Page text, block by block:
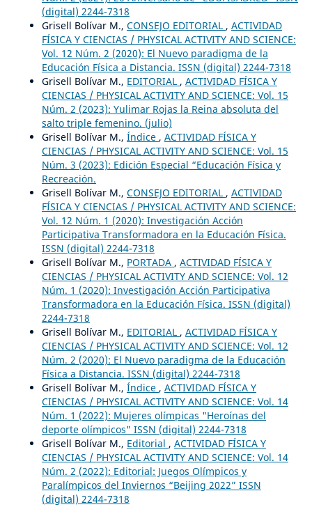
(digital) 2244-7318
Grisell Bolívar M., CONSEJO EDITORIAL , ACTIVIDAD
FÍSICA Y CIENCIAS / PHYSICAL ACTIVITY AND SCIENCE:
Vol. 12 Núm. 2 (2020): El Nuevo paradigma de la
Educación Física a Distancia. ISSN (digital) 2244-7318
Grisell Bolívar M., EDITORIAL , ACTIVIDAD FÍSICA Y
CIENCIAS / PHYSICAL ACTIVITY AND SCIENCE: Vol. 15
Núm. 2 (2023): Yulimar Rojas la Reina absoluta del
salto triple femenino. (julio)
Grisell Bolívar M., Índice , ACTIVIDAD FÍSICA Y
CIENCIAS / PHYSICAL ACTIVITY AND SCIENCE: Vol. 15
Núm. 3 (2023): Edición Especial “Educación Física y
Recreación.
Grisell Bolívar M., CONSEJO EDITORIAL , ACTIVIDAD
FÍSICA Y CIENCIAS / PHYSICAL ACTIVITY AND SCIENCE:
Vol. 12 Núm. 1 (2020): Investigación Acción
Participativa Transformadora en la Educación Física.
ISSN (digital) 2244-7318
Grisell Bolívar M., PORTADA , ACTIVIDAD FÍSICA Y
CIENCIAS / PHYSICAL ACTIVITY AND SCIENCE: Vol. 12
Núm. 1 (2020): Investigación Acción Participativa
Transformadora en la Educación Física. ISSN (digital)
2244-7318
Grisell Bolívar M., EDITORIAL , ACTIVIDAD FÍSICA Y
CIENCIAS / PHYSICAL ACTIVITY AND SCIENCE: Vol. 12
Núm. 2 (2020): El Nuevo paradigma de la Educación
Física a Distancia. ISSN (digital) 2244-7318
Grisell Bolívar M., Índice , ACTIVIDAD FÍSICA Y
CIENCIAS / PHYSICAL ACTIVITY AND SCIENCE: Vol. 14
Núm. 1 (2022): Mujeres olímpicas "Heroínas del
deporte olímpicos" ISSN (digital) 2244-7318
Grisell Bolívar M., Editorial , ACTIVIDAD FÍSICA Y
CIENCIAS / PHYSICAL ACTIVITY AND SCIENCE: Vol. 14
Núm. 2 (2022): Editorial: Juegos Olímpicos y
Paralímpicos del Inviernos “Beijing 2022” ISSN
(digital) 2244-7318